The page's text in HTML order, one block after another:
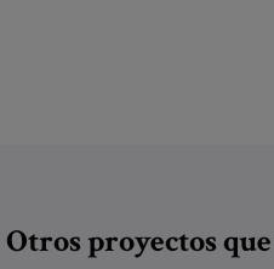
Otros proyectos